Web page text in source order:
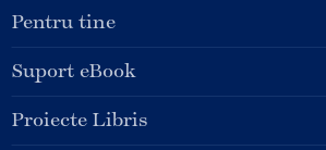
Pentru tine
Suport eBook
Proiecte Libris